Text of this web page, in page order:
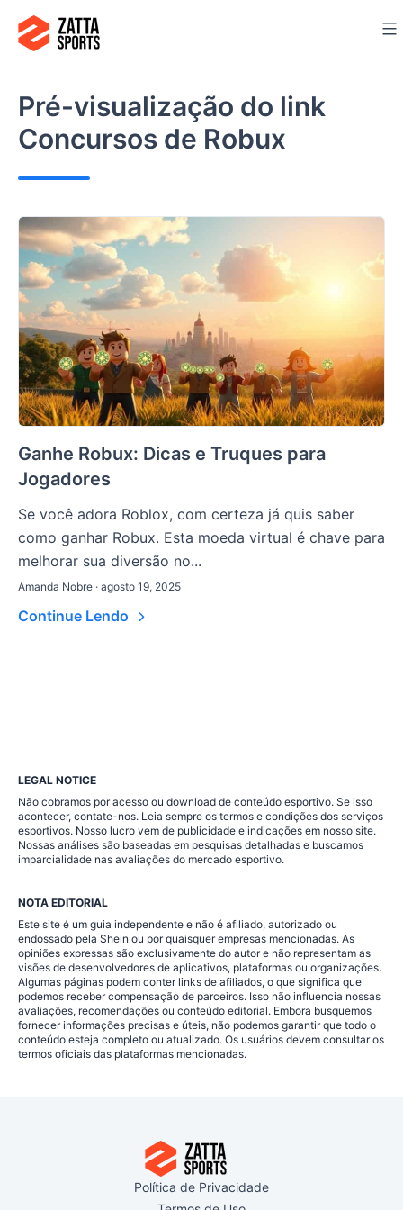
para
conteúdo
Pré-visualização do link
Concursos de Robux
Ganhe Robux: Dicas e Truques para
Jogadores
Se você adora Roblox, com certeza já quis saber
como ganhar Robux. Esta moeda virtual é chave para
melhorar sua diversão no...
Amanda Nobre · agosto 19, 2025
Continue Lendo
LEGAL NOTICE
Não cobramos por acesso ou download de conteúdo esportivo. Se isso
acontecer, contate-nos. Leia sempre os termos e condições dos serviços
esportivos. Nosso lucro vem de publicidade e indicações em nosso site.
Nossas análises são baseadas em pesquisas detalhadas e buscamos
imparcialidade nas avaliações do mercado esportivo.
NOTA EDITORIAL
Este site é um guia independente e não é afiliado, autorizado ou
endossado pela Shein ou por quaisquer empresas mencionadas. As
opiniões expressas são exclusivamente do autor e não representam as
visões de desenvolvedores de aplicativos, plataformas ou organizações.
Algumas páginas podem conter links de afiliados, o que significa que
podemos receber compensação de parceiros. Isso não influencia nossas
avaliações, recomendações ou conteúdo editorial. Embora busquemos
fornecer informações precisas e úteis, não podemos garantir que todo o
conteúdo esteja completo ou atualizado. Os usuários devem consultar os
termos oficiais das plataformas mencionadas.
Política de Privacidade